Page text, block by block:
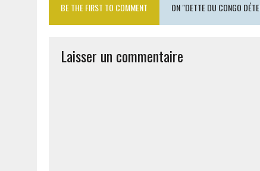
BE THE FIRST TO COMMENT ON "DETTE DU CONGO
Laisser un commentaire